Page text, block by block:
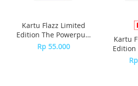
Kartu Flazz Limited
Edition The Powerpuff
Girls - Blossom
Rp 55.000
Kartu
Edition